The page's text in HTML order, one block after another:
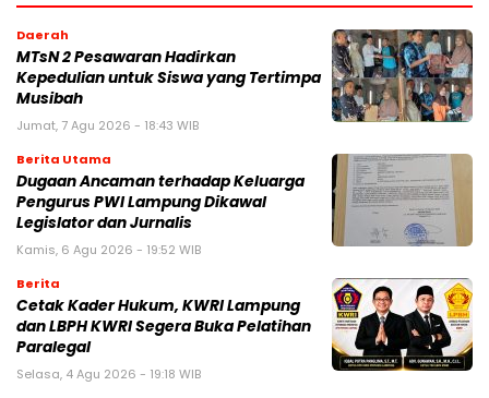
Daerah
MTsN 2 Pesawaran Hadirkan
Kepedulian untuk Siswa yang Tertimpa
Musibah
Jumat, 7 Agu 2026 - 18:43 WIB
Berita Utama
Dugaan Ancaman terhadap Keluarga
Pengurus PWI Lampung Dikawal
Legislator dan Jurnalis
Kamis, 6 Agu 2026 - 19:52 WIB
Berita
Cetak Kader Hukum, KWRI Lampung
dan LBPH KWRI Segera Buka Pelatihan
Paralegal
Selasa, 4 Agu 2026 - 19:18 WIB